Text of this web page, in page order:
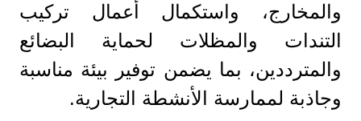
والمخارج، واستكمال أعمال تركيب
التندات والمظلات لحماية البضائع
والمترددين، بما يضمن توفير بيئة مناسبة
وجاذبة لممارسة الأنشطة التجارية.